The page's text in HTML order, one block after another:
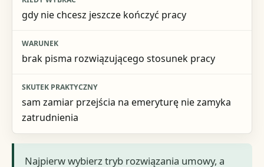
gdy nie chcesz jeszcze kończyć pracy
brak pisma rozwiązującego stosunek pracy
sam zamiar przejścia na emeryturę nie zamyka
zatrudnienia
Najpierw wybierz tryb rozwiązania umowy, a